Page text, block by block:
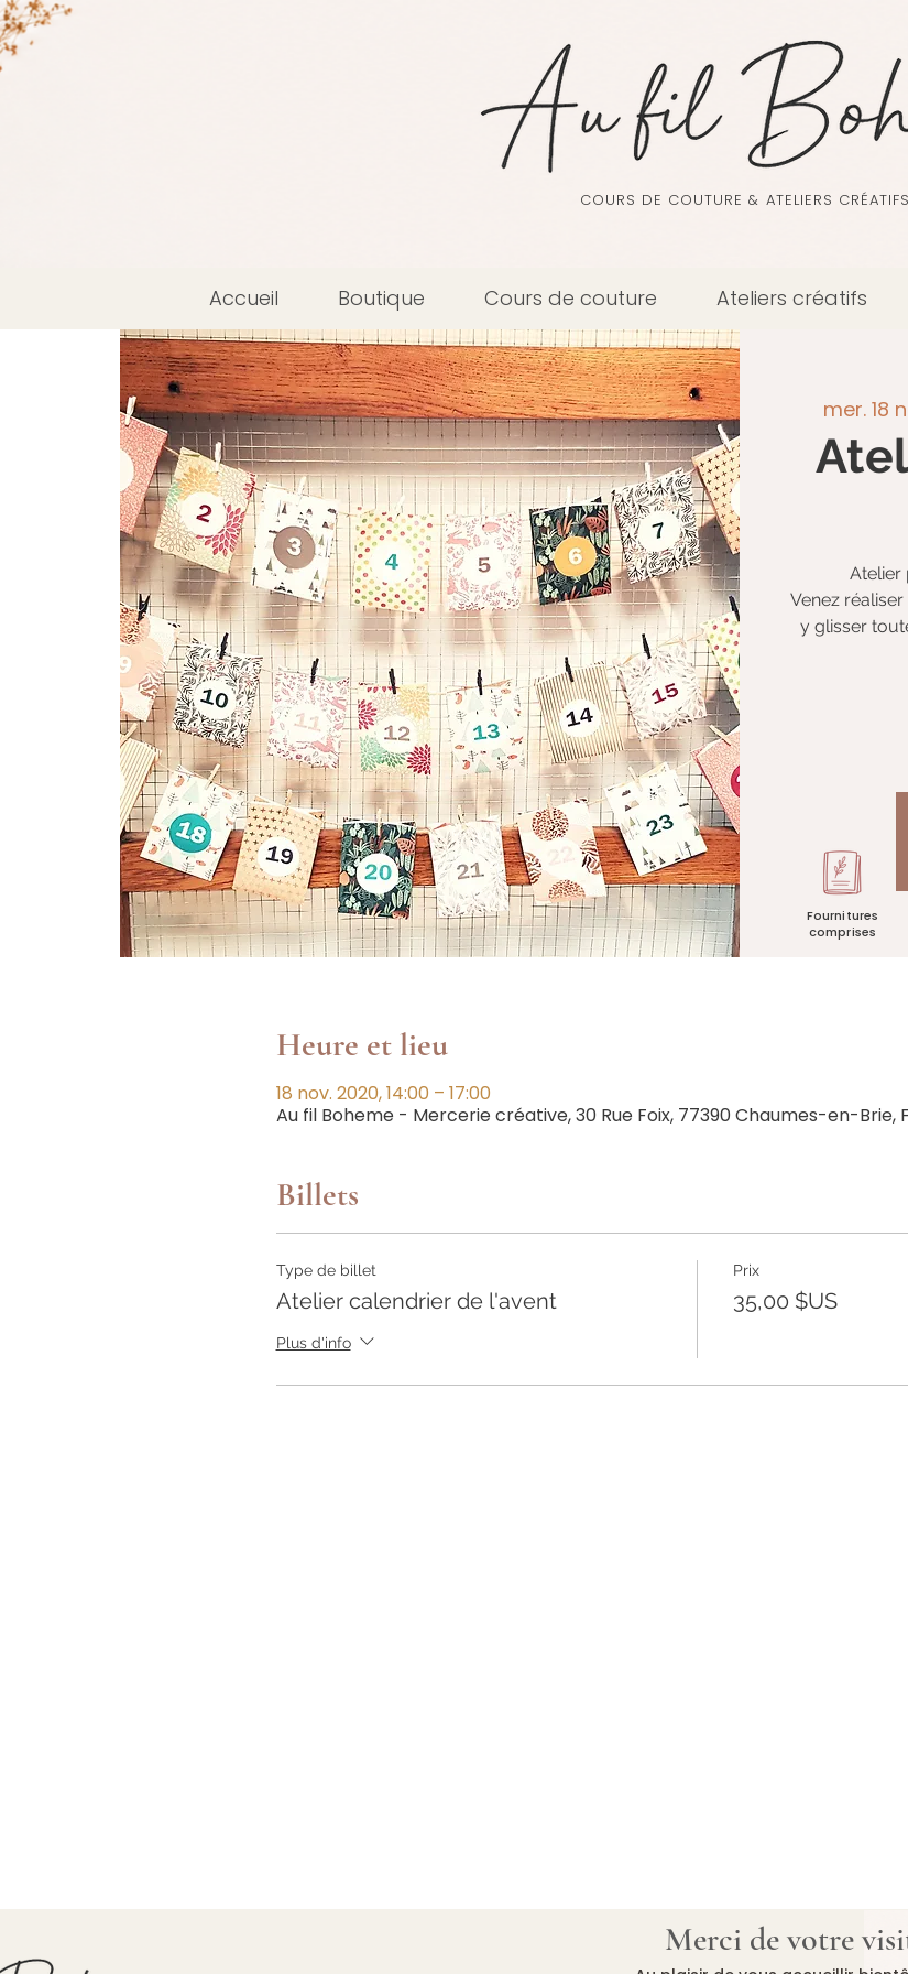
COURS DE COUTURE & ATELIERS CRÉATIFS
Accueil Boutique Cours de couture Ateliers créatifs
mer. 18
Atelier
Venez
y glisser
Heure et lieu
18 nov. 2020, 14:00 – 17:00
Au fil Boheme - Mercerie créative, 30 Rue Foix, 77390 Chaumes-en-Brie,
Billets
Type de billet
Atelier calendrier de l'avent
Plus d'info
Prix
35,00 $US
Fournitures
comprises
Merci de votre